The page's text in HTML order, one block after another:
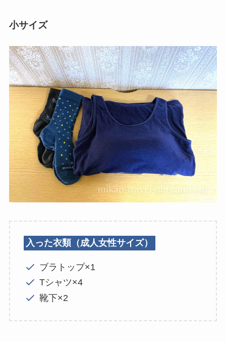
小サイズ
入った衣類（成人女性サイズ）
ブラトップ×1
Tシャツ×4
靴下×2